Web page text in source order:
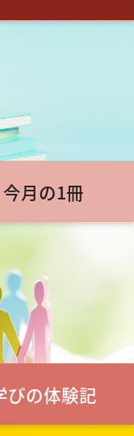
今月の1冊
びの体験記